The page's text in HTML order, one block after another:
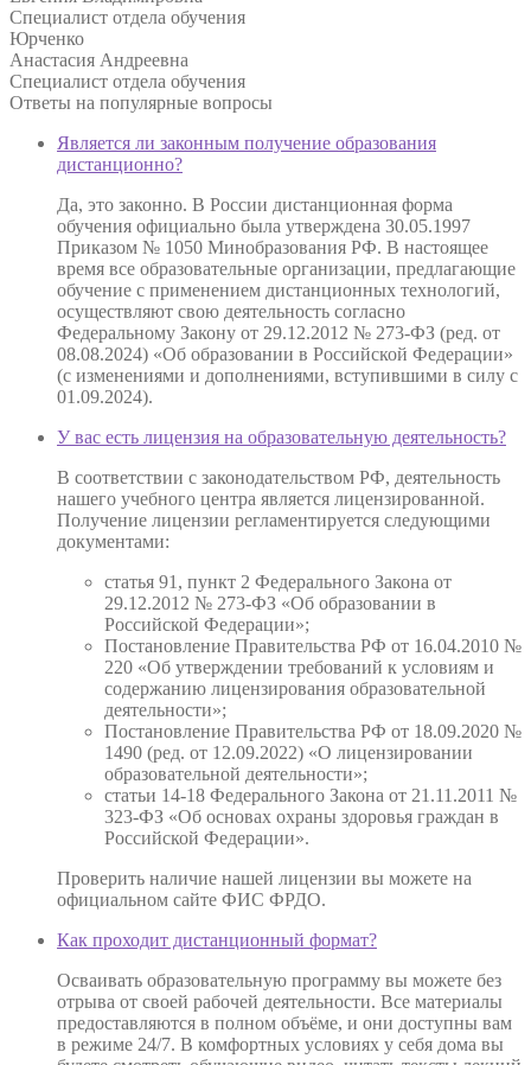
Специалист отдела обучения
Юрченко
Анастасия Андреевна
Специалист отдела обучения
Ответы на популярные вопросы
Является ли законным получение образования
дистанционно?
Да, это законно. В России дистанционная форма
обучения официально была утверждена 30.05.1997
Приказом № 1050 Минобразования РФ. В настоящее
время все образовательные организации, предлагающие
обучение с применением дистанционных технологий,
осуществляют свою деятельность согласно
Федеральному Закону от 29.12.2012 № 273-ФЗ (ред. от
08.08.2024) «Об образовании в Российской Федерации»
(с изменениями и дополнениями, вступившими в силу с
01.09.2024).
У вас есть лицензия на образовательную деятельность?
В соответствии с законодательством РФ, деятельность
нашего учебного центра является лицензированной.
Получение лицензии регламентируется следующими
документами:
статья 91, пункт 2 Федерального Закона от
29.12.2012 № 273-ФЗ «Об образовании в
Российской Федерации»;
Постановление Правительства РФ от 16.04.2010 №
220 «Об утверждении требований к условиям и
содержанию лицензирования образовательной
деятельности»;
Постановление Правительства РФ от 18.09.2020 №
1490 (ред. от 12.09.2022) «О лицензировании
образовательной деятельности»;
статьи 14-18 Федерального Закона от 21.11.2011 №
323-ФЗ «Об основах охраны здоровья граждан в
Российской Федерации».
Проверить наличие нашей лицензии вы можете на
официальном сайте ФИС ФРДО.
Как проходит дистанционный формат?
Осваивать образовательную программу вы можете без
отрыва от своей рабочей деятельности. Все материалы
предоставляются в полном объёме, и они доступны вам
в режиме 24/7. В комфортных условиях у себя дома вы